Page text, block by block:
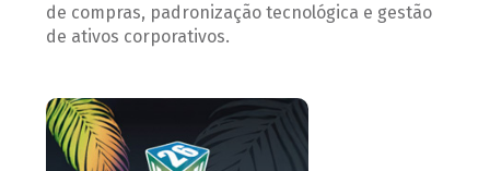
de compras, padronização tecnológica e gestão
de ativos corporativos.